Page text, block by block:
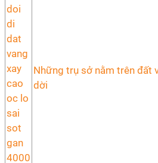
Những trụ sở nằm trên đất
dời